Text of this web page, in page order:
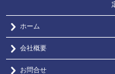
ホーム
会社概要
お問合せ